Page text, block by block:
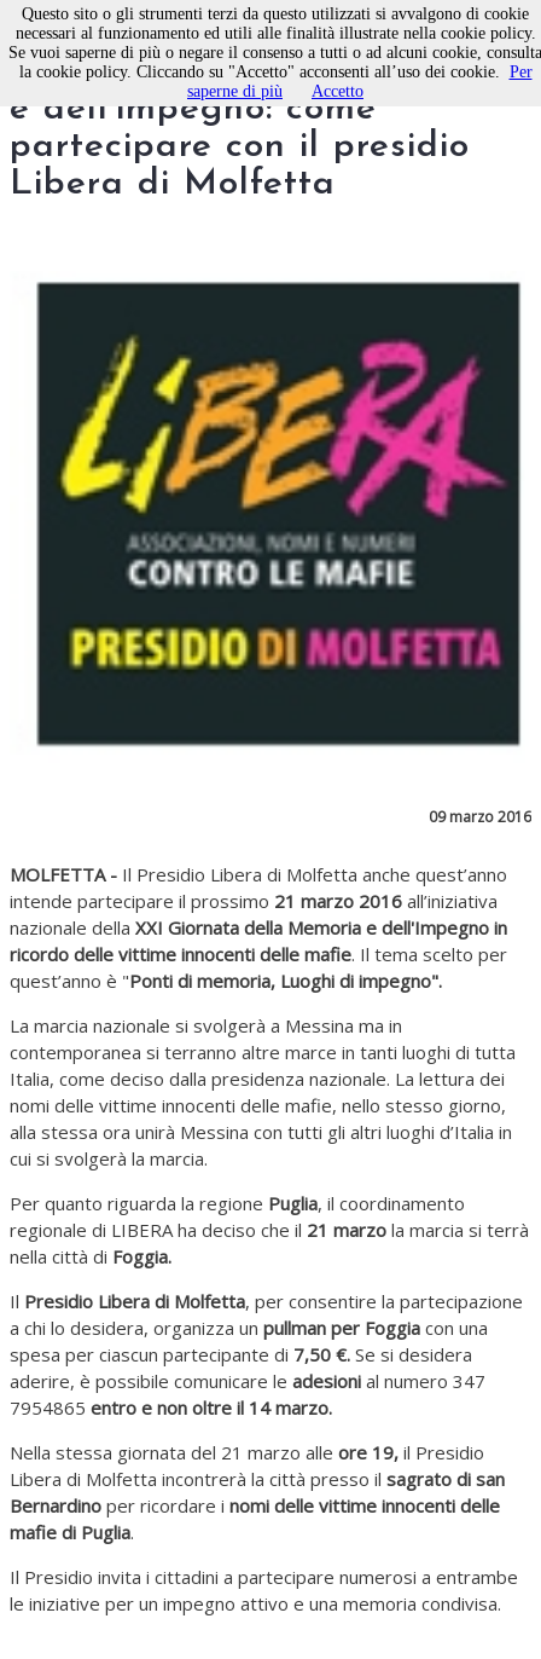
XXI giornata della memoria
e dell'impegno: come
partecipare con il presidio
Libera di Molfetta
09 marzo 2016
MOLFETTA - Il Presidio Libera di Molfetta anche quest’anno
intende partecipare il prossimo 21 marzo 2016 all’iniziativa
nazionale della XXI Giornata della Memoria e dell'Impegno in
ricordo delle vittime innocenti delle mafie. Il tema scelto per
quest’anno è "Ponti di memoria, Luoghi di impegno".
La marcia nazionale si svolgerà a Messina ma in
contemporanea si terranno altre marce in tanti luoghi di tutta
Italia, come deciso dalla presidenza nazionale. La lettura dei
nomi delle vittime innocenti delle mafie, nello stesso giorno,
alla stessa ora unirà Messina con tutti gli altri luoghi d’Italia in
cui si svolgerà la marcia.
Per quanto riguarda la regione Puglia, il coordinamento
regionale di LIBERA ha deciso che il 21 marzo la marcia si terrà
nella città di Foggia.
Il Presidio Libera di Molfetta, per consentire la partecipazione
a chi lo desidera, organizza un pullman per Foggia con una
spesa per ciascun partecipante di 7,50 €. Se si desidera
aderire, è possibile comunicare le adesioni al numero 347
7954865 entro e non oltre il 14 marzo.
Nella stessa giornata del 21 marzo alle ore 19, il Presidio
Libera di Molfetta incontrerà la città presso il sagrato di san
Bernardino per ricordare i nomi delle vittime innocenti delle
mafie di Puglia.
Il Presidio invita i cittadini a partecipare numerosi a entrambe
le iniziative per un impegno attivo e una memoria condivisa.
Questo sito o gli strumenti terzi da questo utilizzati si avvalgono di cookie
necessari al funzionamento ed utili alle finalità illustrate nella cookie policy.
Se vuoi saperne di più o negare il consenso a tutti o ad alcuni cookie, consulta
la cookie policy. Cliccando su "Accetto" acconsenti all’uso dei cookie. Per
saperne di più
Accetto